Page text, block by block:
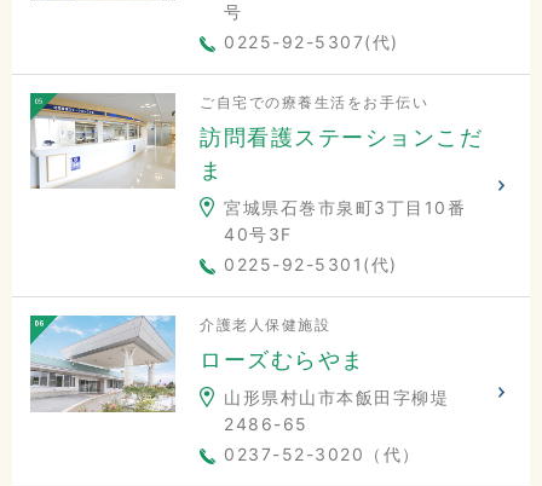
号
0225-92-5307(代)
ご自宅での療養生活をお手伝い
訪問看護ステーションこだ
ま
宮城県石巻市泉町3丁目10番
40号3F
0225-92-5301(代)
介護老人保健施設
ローズむらやま
山形県村山市本飯田字柳堤
2486-65
0237-52-3020（代）